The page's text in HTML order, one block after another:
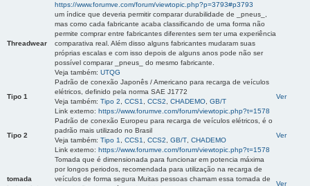
https://www.forumve.com/forum/viewtopic.php?p=3793#p3793
Threadwear
um índice que deveria permitir comparar durabilidade de _pneus_,
mas como cada fabricante acaba classificando de uma forma não
permite comprar entre fabricantes diferentes sem ter uma experiência
comparativa real. Além disso alguns fabricantes mudaram suas
próprias escalas e com isso depois de alguns anos pode não ser
possível comparar _pneus_ do mesmo fabricante.
Veja também: UTQG
Tipo 1
Padrão de conexão Japonês / Americano para recarga de veículos
elétricos, definido pela norma SAE J1772
Veja também: Tipo 2 CCS1 CCS2 CHADEMO GB/T
Link externo: https://www.forumve.com/forum/viewtopic.php?t=1578
Ver
Tipo 2
Padrão de conexão Europeu para recarga de veículos elétricos, é o
padrão mais utilizado no Brasil
Veja também: Tipo 1 CCS1 CCS2 GB/T CHADEMO
Link externo: https://www.forumve.com/forum/viewtopic.php?t=1578
Ver
tomada
Tomada que é dimensionada para funcionar em potencia máxima
por longos periodos, recomendada para utilização na recarga de
veículos de forma segura Muitas pessoas chamam essa tomada de
Ver